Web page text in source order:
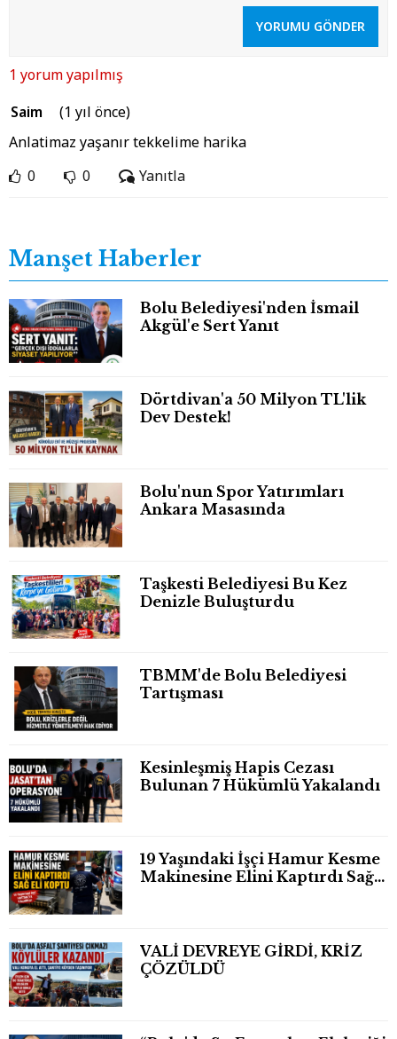
YORUMU GÖNDER
1 yorum yapılmış
Saim
(1 yıl önce)
Anlatimaz yaşanır tekkelime harika
0
0 Yanıtla
Manşet Haberler
Bolu Belediyesi'nden İsmail
Akgül'e Sert Yanıt
Dörtdivan'a 50 Milyon TL'lik
Dev Destek!
Bolu'nun Spor Yatırımları
Ankara Masasında
Taşkesti Belediyesi Bu Kez
Denizle Buluşturdu
TBMM'de Bolu Belediyesi
Tartışması
Kesinleşmiş Hapis Cezası
Bulunan 7 Hükümlü Yakalandı
19 Yaşındaki İşçi Hamur Kesme
Makinesine Elini Kaptırdı Sağ
VALİ DEVREYE GİRDİ, KRİZ
ÇÖZÜLDÜ